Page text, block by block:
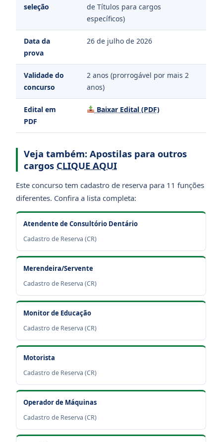
seleção
de Títulos para cargos
específicos)
Data da
prova
26 de julho de 2026
Validade do
concurso
2 anos (prorrogável por mais 2
anos)
Edital em
PDF
Baixar Edital (PDF)
Veja também: Apostilas para outros
cargos CLIQUE AQUI
Este concurso tem cadastro de reserva para 11 funções
diferentes. Confira a lista completa:
Atendente de Consultório Dentário
Cadastro de Reserva (CR)
Merendeira/Servente
Cadastro de Reserva (CR)
Monitor de Educação
Cadastro de Reserva (CR)
Motorista
Cadastro de Reserva (CR)
Operador de Máquinas
Cadastro de Reserva (CR)